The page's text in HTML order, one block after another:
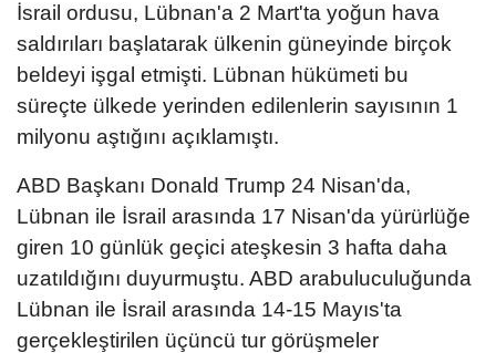
İsrail ordusu, Lübnan'a 2 Mart'ta yoğun hava
saldırıları başlatarak ülkenin güneyinde birçok
beldeyi işgal etmişti. Lübnan hükümeti bu
süreçte ülkede yerinden edilenlerin sayısının 1
milyonu aştığını açıklamıştı.
ABD Başkanı Donald Trump 24 Nisan'da,
Lübnan ile İsrail arasında 17 Nisan'da yürürlüğe
giren 10 günlük geçici ateşkesin 3 hafta daha
uzatıldığını duyurmuştu. ABD arabuluculuğunda
Lübnan ile İsrail arasında 14-15 Mayıs'ta
gerçekleştirilen üçüncü tur görüşmeler